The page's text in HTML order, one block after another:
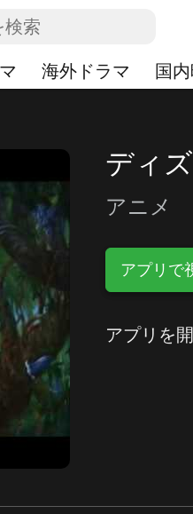
海外ドラマ 国
ディ
アニメ
アプリで
アプリを